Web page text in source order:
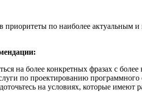
приоритеты по наиболее
на более конкретных фразах с
по проектированию программного
на условиях, которые